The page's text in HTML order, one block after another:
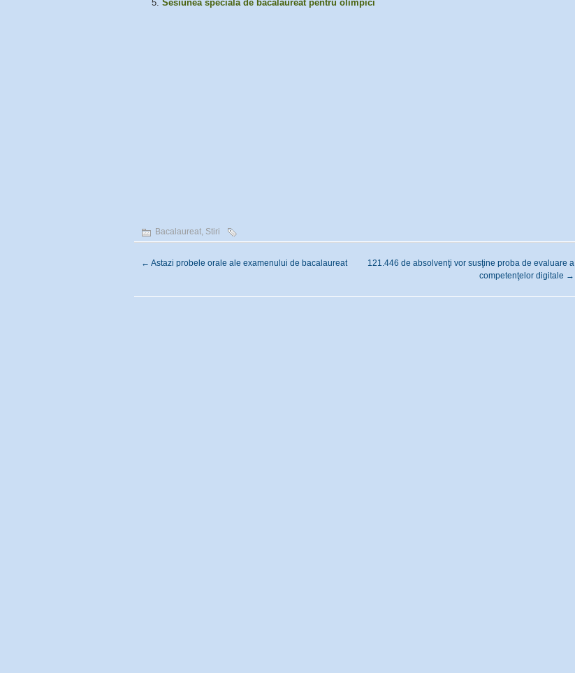
Sesiunea speciala de bacalaureat pentru olimpici
Bacalaureat, Stiri
← Astazi probele orale ale examenului de bacalaureat
121.446 de absolvenţi vor susţine proba de evaluare a
competenţelor digitale →